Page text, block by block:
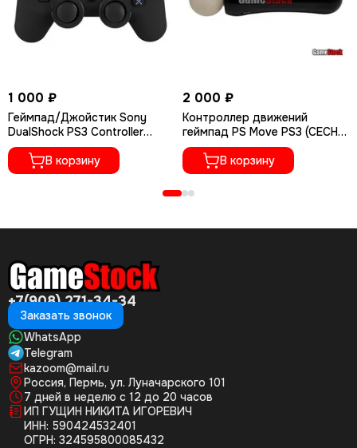
1 000 ₽
Геймпад/Джойстик Sony
DualShock PS3 Controller
Wireless (Черный, Black)
В корзину
2 000 ₽
Контроллер движений
геймпад PS Move PS3 (CECH-
ZCM1E) Б/У
В корзину
+7(908) 271-34-34
Заказать звонок
WhatsApp
Telegram
kazoom@mail.ru
Россия, Пермь, ул. Луначарского 101
7 дней в неделю с 12 до 20 часов
ИП ГУЩИН НИКИТА ИГОРЕВИЧ
ИНН: 590424532401
ОГРН: 324595800085432